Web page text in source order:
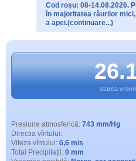
Cod roșu: 08-14.08.2026.
în majoritatea râurilor
a apei.(continuare...)
starea
Presiune atmosferică: 743 mm/Hg
Directia vîntului:
Viteza vîntului: 6,6 m/s
Total Precipitaţii: 0 mm